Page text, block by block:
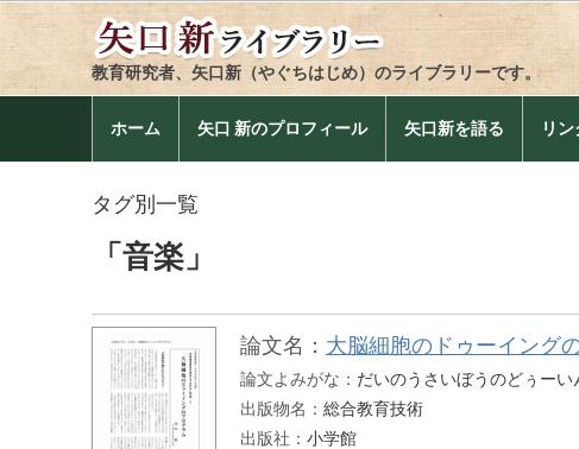
教育研究者、矢口新（やぐちはじめ）のライブラリーです。
ホーム 矢口 新のプロフィール 矢口新を語る リ
タグ別一覧
「音楽」
論文名： 大脳細胞のドゥーイング
論文よみがな： だいのうさいぼうのどぅー
出版物名： 総合教育技術
出版社： 小学館